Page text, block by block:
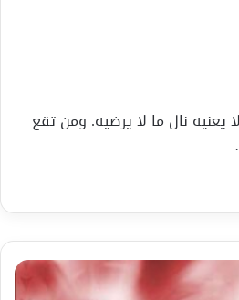
نال ما لا يرضيه. ومن تقع